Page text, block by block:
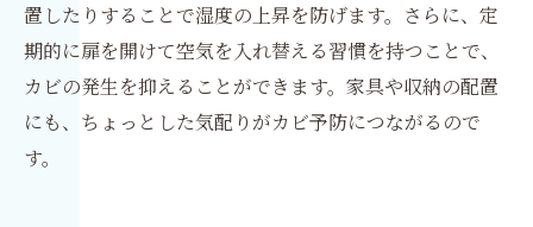
置したりすることで湿度の上昇を防げます。さらに、定
期的に扉を開けて空気を入れ替える習慣を持つことで、
カビの発生を抑えることができます。家具や収納の配置
にも、ちょっとした気配りがカビ予防につながるので
す。